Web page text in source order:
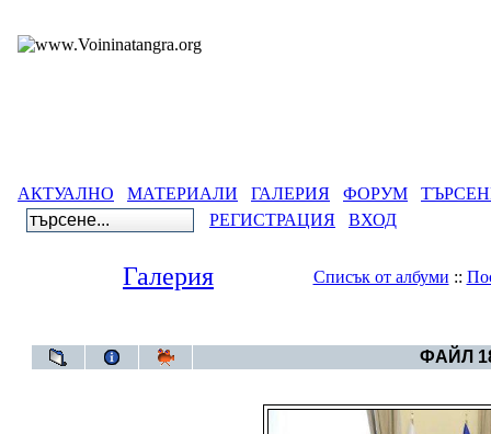
АКТУАЛНО МАТЕРИАЛИ ГАЛЕРИЯ ФОРУМ
РЕГИСТРАЦИЯ
ВХОД
Галерия Списък от албуми ::
ФАЙЛ